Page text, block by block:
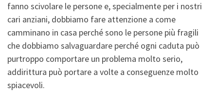
fanno scivolare le persone e, specialmente per i nostri
cari anziani, dobbiamo fare attenzione a come
camminano in casa perché sono le persone più fragili
che dobbiamo salvaguardare perché ogni caduta può
purtroppo comportare un problema molto serio,
addirittura può portare a volte a conseguenze molto
spiacevoli.